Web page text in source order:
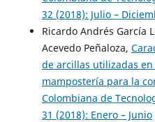
32 (2018): Julio –
Ricardo Andrés García
Acevedo Peñaloza,
de arcillas utilizadas
mampostería para la
Colombiana de
31 (2018): Enero – Junio